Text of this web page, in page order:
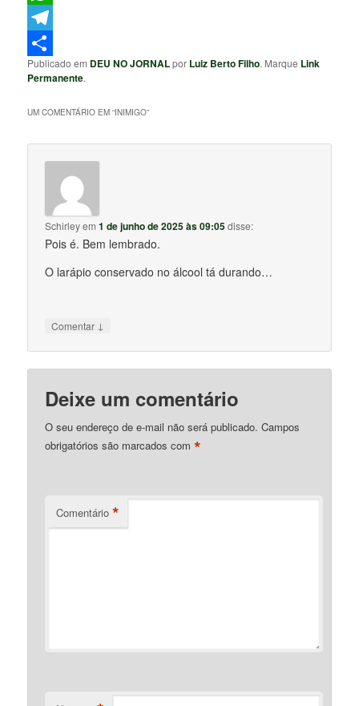
WhatsApp
Telegram
Share
Publicado em DEU NO JORNALpor Luiz Berto Filho. Marque Link
Permanente.
UM COMENTÁRIO EM “INIMIGO”
Schirleyem1 de junho de 2025 às 09:05disse:
Pois é. Bem lembrado.
O larápio conservado no álcool tá durando…
Comentar ↓
Deixe um comentário
O seu endereço de e-mail não será publicado. Campos
obrigatórios são marcados com*
Comentário *